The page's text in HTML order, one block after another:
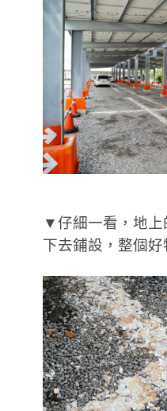
▼仔細一看，地上
下去鋪設，整個